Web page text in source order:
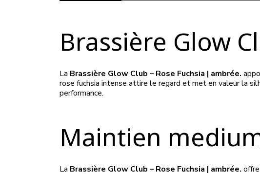
Brassière Glow
La Brassière Glow Club – Rose Fuchsia | ambrée.
rose fuchsia intense attire le regard et met en valeur la
performance.
Maintien
La Brassière Glow Club – Rose Fuchsia | ambrée.